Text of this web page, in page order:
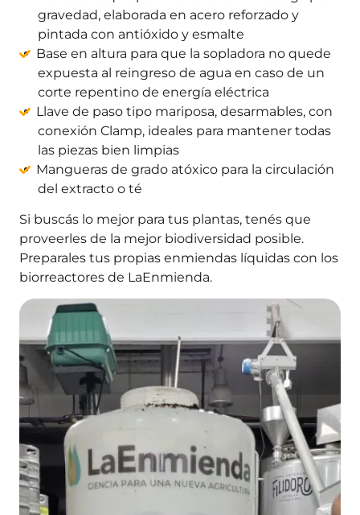
gravedad, elaborada en acero reforzado y
pintada con antióxido y esmalte
Base en altura para que la sopladora no quede
expuesta al reingreso de agua en caso de un
corte repentino de energía eléctrica
Llave de paso tipo mariposa, desarmables, con
conexión Clamp, ideales para mantener todas
las piezas bien limpias
Mangueras de grado atóxico para la circulación
del extracto o té
Si buscás lo mejor para tus plantas, tenés que
proveerles de la mejor biodiversidad posible.
Preparales tus propias enmiendas líquidas con los
biorreactores de LaEnmienda.